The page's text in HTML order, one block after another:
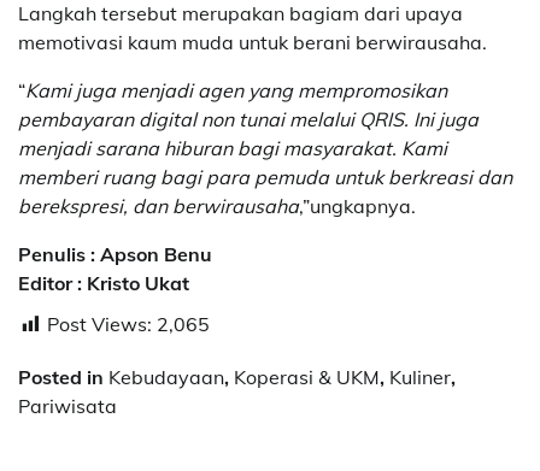
Langkah tersebut merupakan bagiam dari upaya
memotivasi kaum muda untuk berani berwirausaha.
“Kami juga menjadi agen yang mempromosikan
pembayaran digital non tunai melalui QRIS. Ini juga
menjadi sarana hiburan bagi masyarakat. Kami
memberi ruang bagi para pemuda untuk berkreasi dan
berekspresi, dan berwirausaha,”ungkapnya.
Penulis : Apson Benu
Editor : Kristo Ukat
Post Views: 2,065
Posted in Kebudayaan, Koperasi & UKM, Kuliner,
Pariwisata